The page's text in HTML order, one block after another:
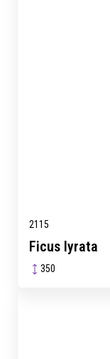
2115
Ficus lyrata
350